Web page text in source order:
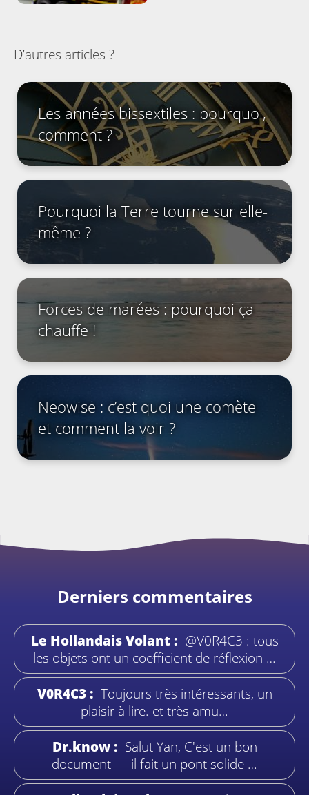
D’autres articles ?
Les années bissextiles : pourquoi,
comment ?
Pourquoi la Terre tourne sur elle-
même ?
Forces de marées : pourquoi ça
chauffe !
Neowise : c’est quoi une comète
et comment la voir ?
Derniers commentaires
Le Hollandais Volant : @V0R4C3 : tous
les objets ont un coefficient de réflexion …
V0R4C3 : Toujours très intéressants, un
plaisir à lire. et très amu…
Dr.know : Salut Yan, C'est un bon
document — il fait un pont solide …